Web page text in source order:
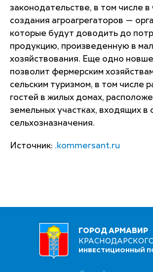
законодательстве, в том числе в
создания агроагрегаторов —
которые будут доводить до
продукцию, произведенную в
хозяйствования. Еще одно
позволит фермерским
сельским туризмом, в том числе
гостей в жилых домах,
земельных участках, входящих в
сельхозназначения.
Источник: .kommersant.ru
ГОРОД АРМАВИР
ИНВЕСТИЦИОННЫЙ